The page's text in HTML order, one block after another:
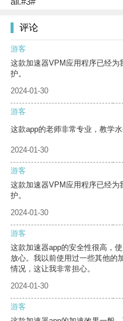
评论
游客
这款加速器VPM应用程序已经
护。
2024-01-30
游客
这款app的老师非常专业，教学
2024-01-30
游客
这款加速器VPM应用程序已经
护。
2024-01-30
游客
这款加速器app的安全性很高，
放心。我以前使用过一些其他的
情况，这让我非常担心。
2024-01-30
游客